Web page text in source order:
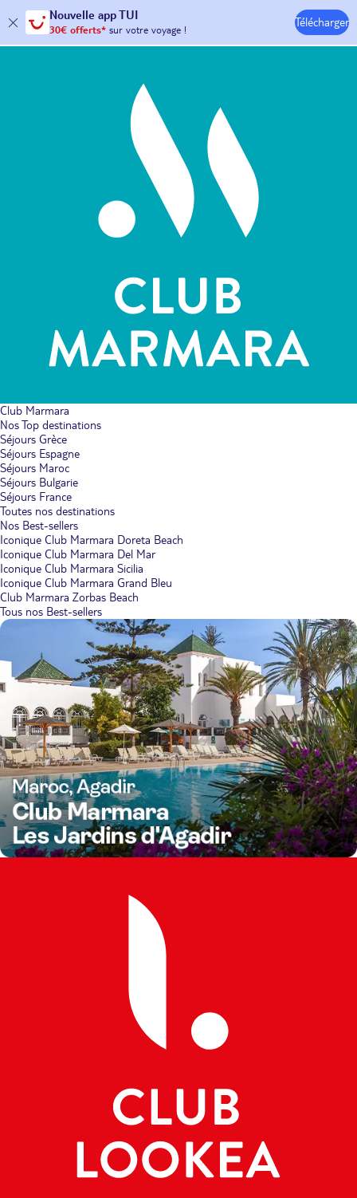
Nouvelle app TUI
30€ offerts*sur votre
avec le code :HAPPYAPP
Télécharger
Hôtels & Clubs
Club Marmara
Nos Top destinations
Séjours Grèce
Séjours Espagne
Séjours Maroc
Séjours Bulgarie
Séjours France
Toutes nos destinations
Nos Best-sellers
Iconique Club Marmara Doreta Beach
Iconique Club Marmara Del Mar
Iconique Club Marmara Sicilia
Iconique Club Marmara Grand Bleu
Club Marmara Zorbas Beach
Tous nos Best-sellers